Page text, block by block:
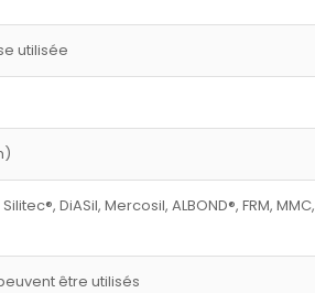
utilisée
DiASil, Mercosil, ALBOND®, FRM, MMC,
être utilisés